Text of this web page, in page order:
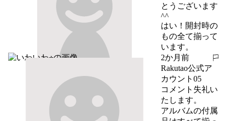
とうございます
^^
はい！開封時の
もの全て揃って
います。
2か月前
報告する
Rakutao公式ア
カウント05
コメント失礼い
たします。
アルバムの付属